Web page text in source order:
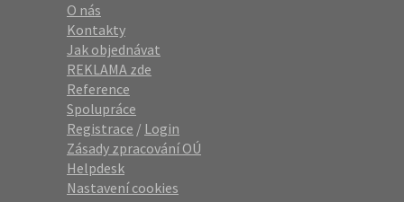
O nás
Kontakty
Jak objednávat
REKLAMA zde
Reference
Spolupráce
Registrace / Login
Zásady zpracování OÚ
Helpdesk
Nastavení cookies